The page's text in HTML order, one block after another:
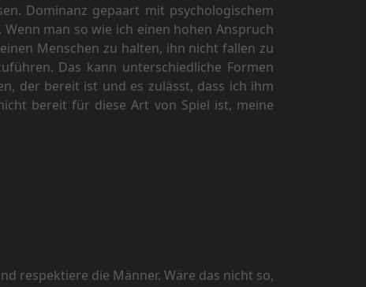
Dominanz gepaart mit psychologischem
man so wie ich einen hohen Anspruch
Menschen zu halten, ihn nicht fallen zu
Das kann unterschiedliche Formen
der bereit ist und es zulässt, dass ich ihm
bereit für diese Art von Spiel ist, meine
respektiere die Männer. Wäre das nicht so,